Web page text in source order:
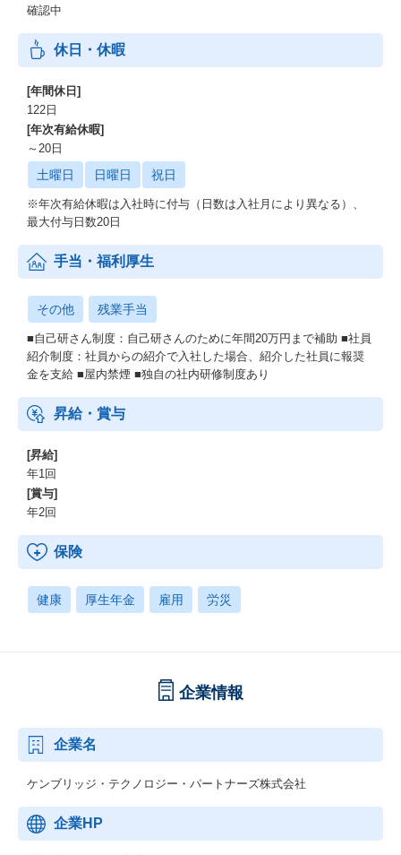
確認中
休日・休暇
[年間休日]
122日
[年次有給休暇]
～20日
土曜日 日曜日 祝日
※年次有給休暇は入社時に付与（日数は入社月により異なる）、
最大付与日数20日
手当・福利厚生
その他 残業手当
■自己研さん制度：自己研さんのために年間20万円まで補助 ■社員
紹介制度：社員からの紹介で入社した場合、紹介した社員に報奨
金を支給 ■屋内禁煙 ■独自の社内研修制度あり
昇給・賞与
[昇給]
年1回
[賞与]
年2回
保険
健康 厚生年金 雇用 労災
企業情報
企業名
ケンブリッジ・テクノロジー・パートナーズ株式会社
企業HP